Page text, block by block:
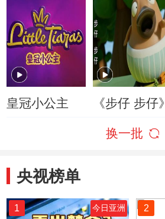
皇冠小公主 《步仔 步仔》
换一批
央视榜单
1 今日亚洲 2